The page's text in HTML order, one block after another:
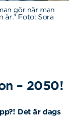
gör när man
är." Foto: Sora
– 2050!
Det är dags